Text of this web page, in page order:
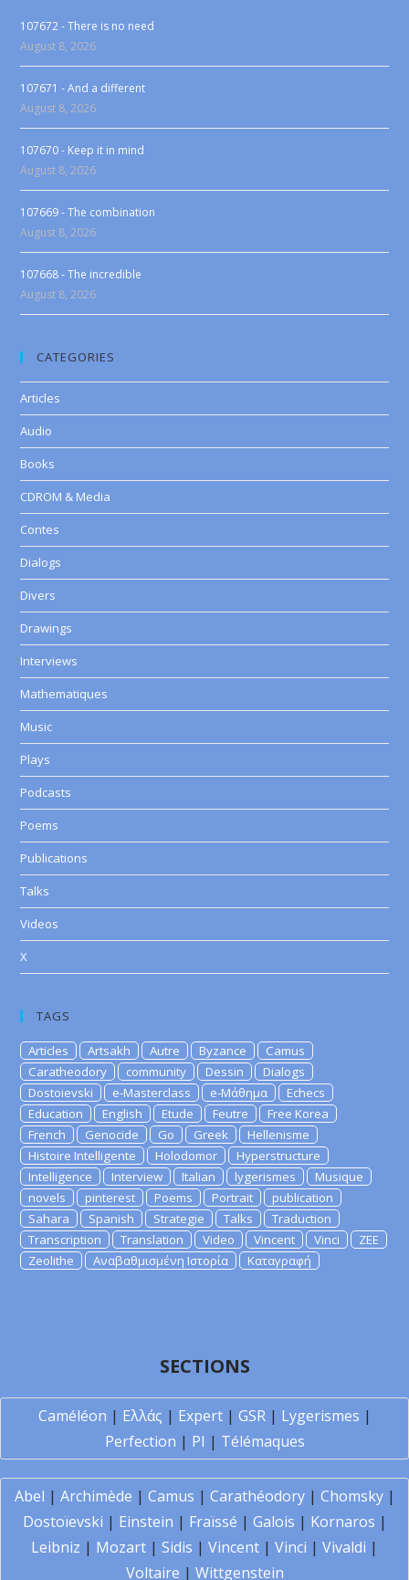
107672 - There is no need
August 8, 2026
107671 - And a different
August 8, 2026
107670 - Keep it in mind
August 8, 2026
107669 - The combination
August 8, 2026
107668 - The incredible
August 8, 2026
CATEGORIES
Articles
Audio
Books
CDROM & Media
Contes
Dialogs
Divers
Drawings
Interviews
Mathematiques
Music
Plays
Podcasts
Poems
Publications
Talks
Videos
X
TAGS
Articles Artsakh Autre Byzance
Camus
Caratheodory
community Dessin
Dialogs
Dostoievski
e-Masterclass e-Μάθημα
Echecs
Education
English Etude Feutre
Free Korea
French
Genocide Go Greek
Hellenisme
Histoire Intelligente
Holodomor
Hyperstructure
Intelligence
Interview Italian lygerismes
Musique
novels
pinterest Poems Portrait
publication
Sahara
Spanish Strategie Talks
Traduction
Transcription
Translation Video Vincent Vinci
ZEE
Zeolithe
Αναβαθμισμένη Ιστορία Καταγραφή
SECTIONS
Caméléon | Ελλάς | Expert| GSR| Lygerismes |
Perfection | PI | Télémaques
Abel | Archimède | Camus | Carathéodory| Chomsky|
Dostoïevski | Einstein | Fraïssé | Galois | Kornaros |
Leibniz | Mozart | Sidis | Vincent | Vinci | Vivaldi |
Voltaire | Wittgenstein